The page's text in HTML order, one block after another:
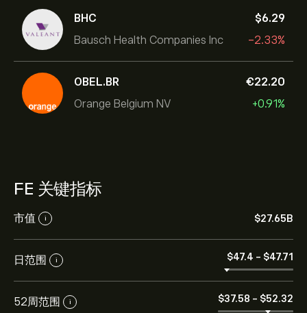
BHC
Bausch Health Companies Inc
‎$‎6.29
-2.33%
OBEL.BR
Orange Belgium NV
‎€‎22.20
+0.91%
FE 关键指标
市值 i ‎$‎27.65B
日范围 i ‎$‎47.4 - ‎$‎47.71
52周范围 i ‎$‎37.58 - ‎$‎52.32